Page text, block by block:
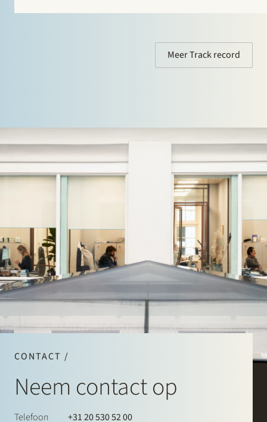
Meer Track record
CONTACT /
Neem contact op
Telefoon +31 20 530 52 00